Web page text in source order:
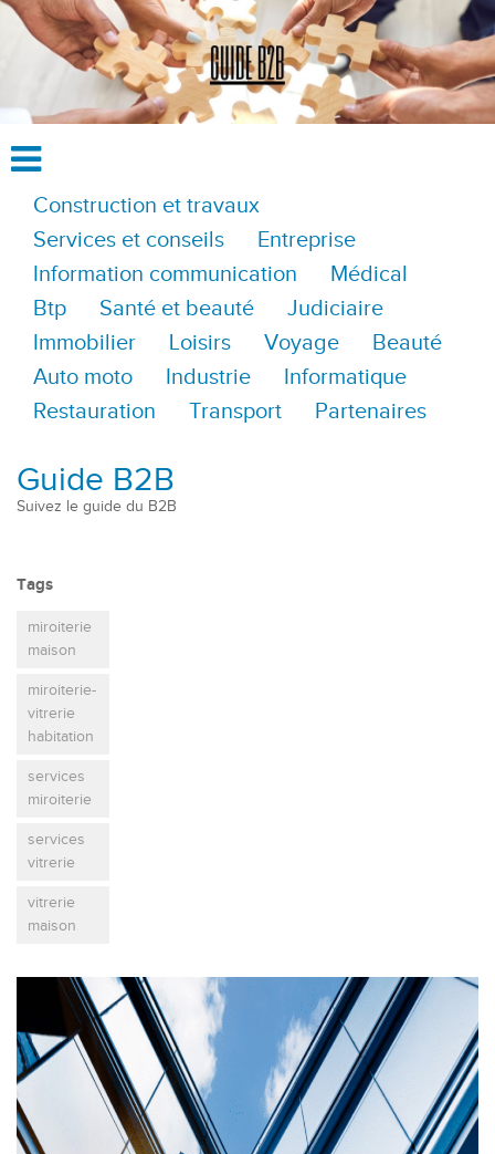
Construction et travaux
Services et conseils
Entreprise
Information communication
Médical
Btp
Santé et beauté
Judiciaire
Immobilier
Loisirs Voyage
Beauté
Auto moto
Industrie
Informatique
Restauration
Transport Partenaires
Guide B2B
Suivez le guide du B2B
Tags
miroiterie
maison
miroiterie-
vitrerie
habitation
services
miroiterie
services
vitrerie
vitrerie
maison